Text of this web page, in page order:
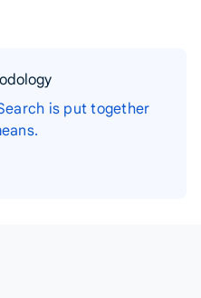
is put together